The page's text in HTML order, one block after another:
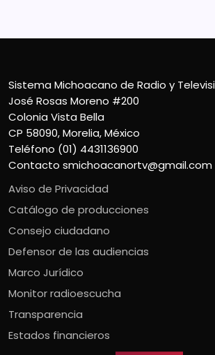
Sistema Michoacano de Radio y
José Rosas Moreno #200
Colonia Vista Bella
CP 58090, Morelia, México
Teléfono (01) 4431136900
Contacto smichoacanortv@gmail.com
Aviso de Privacidad
Catálogo de producciones
Consejo ciudadano
Defensor de las audiencias
Marco Jurídico
Monitor radioescucha
Transparencia
Estados financieros